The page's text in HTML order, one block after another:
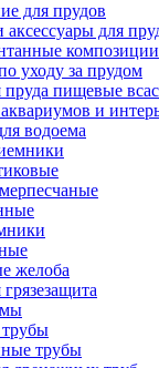
для прудов
аксессуары для
композиции
уходу за прудом
пищевые
и
водоема
желоба
трубы